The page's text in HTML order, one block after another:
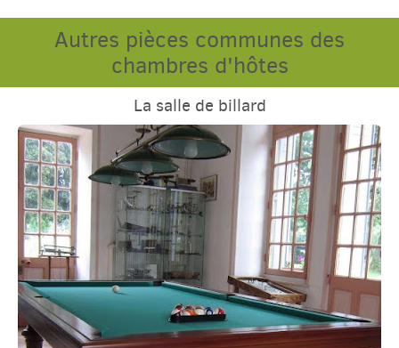
Autres pièces communes des
chambres d'hôtes
La salle de billard